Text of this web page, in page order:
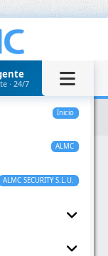
· 24/7
Inicio
ALMC
ALMC SECURITY S.L.U.